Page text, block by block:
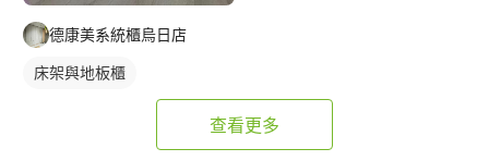
德康美系統櫃烏日店
床架與地板櫃
查看更多